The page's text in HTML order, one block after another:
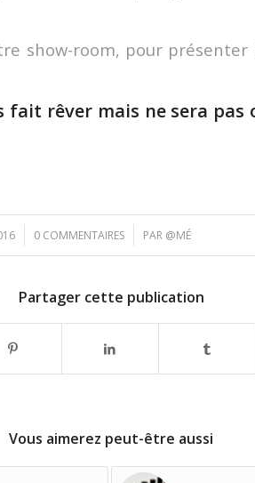
show-room, pour
rêver mais ne sera pas
0 COMMENTAIRES
/ PAR @MÉ
Partager cette publication
Vous aimerez peut-être aussi